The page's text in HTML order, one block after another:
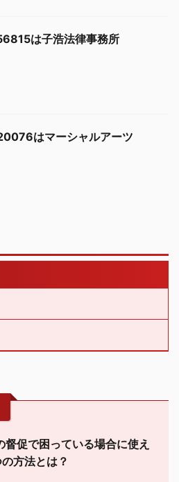
は子浩法律事務所
はマーシャルアーツ
督促で困っている場合に使え
方法とは？